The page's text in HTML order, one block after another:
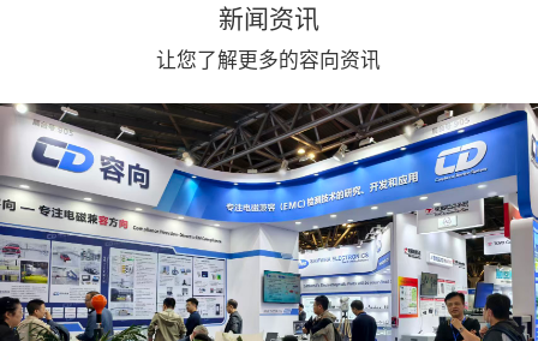
新闻资讯
让您了解更多的容向资讯